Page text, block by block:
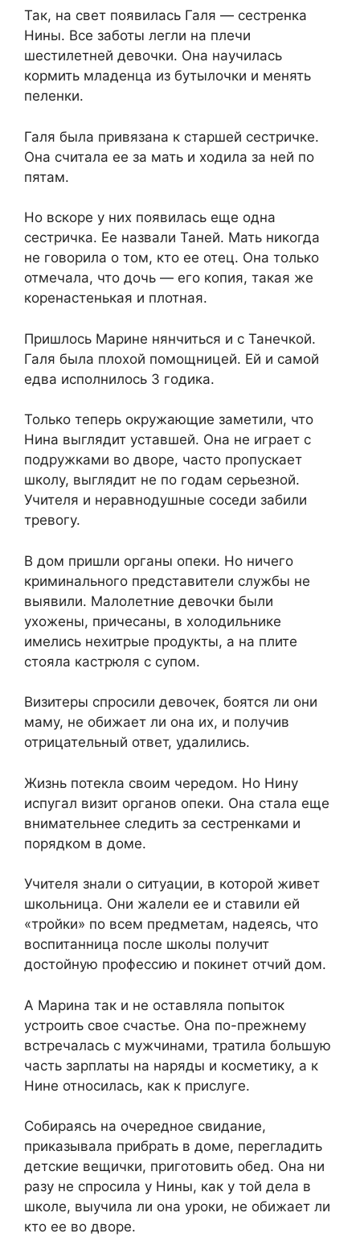
Так, на свет появилась Галя — сестренка
Нины. Все заботы легли на плечи
шестилетней девочки. Она научилась
кормить младенца из бутылочки и менять
пеленки.
Галя была привязана к старшей сестричке.
Она считала ее за мать и ходила за ней по
пятам.
Но вскоре у них появилась еще одна
сестричка. Ее назвали Таней. Мать никогда
не говорила о том, кто ее отец. Она только
отмечала, что дочь — его копия, такая же
коренастенькая и плотная.
Пришлось Марине нянчиться и с Танечкой.
Галя была плохой помощницей. Ей и самой
едва исполнилось 3 годика.
Только теперь окружающие заметили, что
Нина выглядит уставшей. Она не играет с
подружками во дворе, часто пропускает
школу, выглядит не по годам серьезной.
Учителя и неравнодушные соседи забили
тревогу.
В дом пришли органы опеки. Но ничего
криминального представители службы не
выявили. Малолетние девочки были
ухожены, причесаны, в холодильнике
имелись нехитрые продукты, а на плите
стояла кастрюля с супом.
Визитеры спросили девочек, боятся ли они
маму, не обижает ли она их, и получив
отрицательный ответ, удалились.
Жизнь потекла своим чередом. Но Нину
испугал визит органов опеки. Она стала еще
внимательнее следить за сестренками и
порядком в доме.
Учителя знали о ситуации, в которой живет
школьница. Они жалели ее и ставили ей
«тройки» по всем предметам, надеясь, что
воспитанница после школы получит
достойную профессию и покинет отчий дом.
А Марина так и не оставляла попыток
устроить свое счастье. Она по-прежнему
встречалась с мужчинами, тратила большую
часть зарплаты на наряды и косметику, а к
Нине относилась, как к прислуге.
Собираясь на очередное свидание,
приказывала прибрать в доме, перегладить
детские вещички, приготовить обед. Она ни
разу не спросила у Нины, как у той дела в
школе, выучила ли она уроки, не обижает ли
кто ее во дворе.